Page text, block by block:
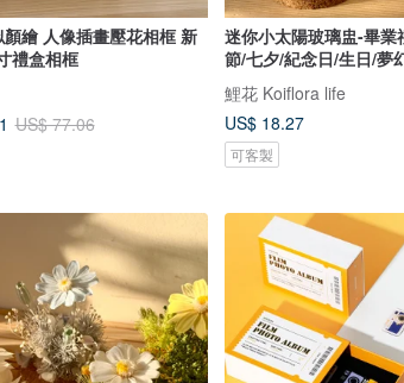
繪 人像插畫壓花相框 新
禮盒相框
US$ 77.06
迷你小太陽玻璃盅-畢業
節/七夕/紀念日/生日/夢
鯉花 Koiflora life
US$ 18.27
可客製